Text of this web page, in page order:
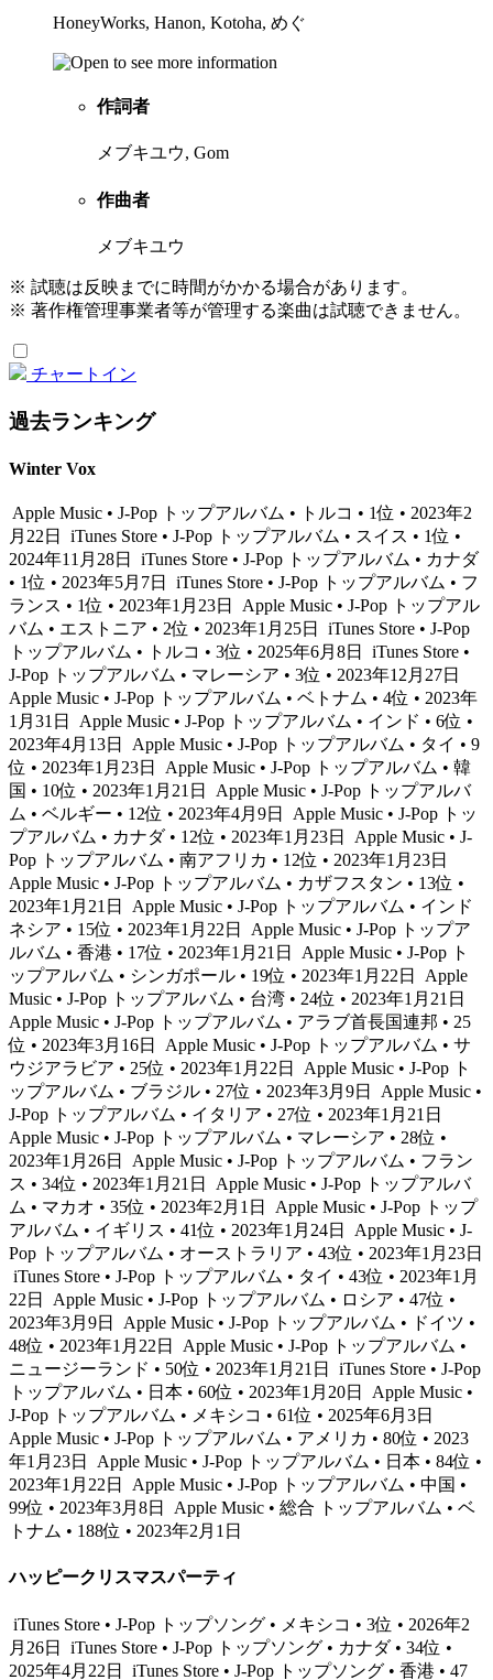
HoneyWorks, Hanon, Kotoha, めぐ
作詞者
メブキユウ, Gom
作曲者
メブキユウ
※ 試聴は反映までに時間がかかる場合があります。
※ 著作権管理事業者等が管理する楽曲は試聴できません。
チャートイン
過去ランキング
Winter Vox
Apple Music • J-Pop トップアルバム • トルコ • 1位 • 2023年2
月22日
iTunes Store • J-Pop トップアルバム • スイス • 1位 •
2024年11月28日
iTunes Store • J-Pop トップアルバム • カナダ
• 1位 • 2023年5月7日
iTunes Store • J-Pop トップアルバム • フ
ランス • 1位 • 2023年1月23日
Apple Music • J-Pop トップアル
バム • エストニア • 2位 • 2023年1月25日
iTunes Store • J-Pop
トップアルバム • トルコ • 3位 • 2025年6月8日
iTunes Store •
J-Pop トップアルバム • マレーシア • 3位 • 2023年12月27日
Apple Music • J-Pop トップアルバム • ベトナム • 4位 • 2023年
1月31日
Apple Music • J-Pop トップアルバム • インド • 6位 •
2023年4月13日
Apple Music • J-Pop トップアルバム • タイ • 9
位 • 2023年1月23日
Apple Music • J-Pop トップアルバム • 韓
国 • 10位 • 2023年1月21日
Apple Music • J-Pop トップアルバ
ム • ベルギー • 12位 • 2023年4月9日
Apple Music • J-Pop トッ
プアルバム • カナダ • 12位 • 2023年1月23日
Apple Music • J-
Pop トップアルバム • 南アフリカ • 12位 • 2023年1月23日
Apple Music • J-Pop トップアルバム • カザフスタン • 13位 •
2023年1月21日
Apple Music • J-Pop トップアルバム • インド
ネシア • 15位 • 2023年1月22日
Apple Music • J-Pop トップア
ルバム • 香港 • 17位 • 2023年1月21日
Apple Music • J-Pop ト
ップアルバム • シンガポール • 19位 • 2023年1月22日
Apple
Music • J-Pop トップアルバム • 台湾 • 24位 • 2023年1月21日
Apple Music • J-Pop トップアルバム • アラブ首長国連邦 • 25
位 • 2023年3月16日
Apple Music • J-Pop トップアルバム • サ
ウジアラビア • 25位 • 2023年1月22日
Apple Music • J-Pop ト
ップアルバム • ブラジル • 27位 • 2023年3月9日
Apple Music •
J-Pop トップアルバム • イタリア • 27位 • 2023年1月21日
Apple Music • J-Pop トップアルバム • マレーシア • 28位 •
2023年1月26日
Apple Music • J-Pop トップアルバム • フラン
ス • 34位 • 2023年1月21日
Apple Music • J-Pop トップアルバ
ム • マカオ • 35位 • 2023年2月1日
Apple Music • J-Pop トップ
アルバム • イギリス • 41位 • 2023年1月24日
Apple Music • J-
Pop トップアルバム • オーストラリア • 43位 • 2023年1月23日
iTunes Store • J-Pop トップアルバム • タイ • 43位 • 2023年1月
22日
Apple Music • J-Pop トップアルバム • ロシア • 47位 •
2023年3月9日
Apple Music • J-Pop トップアルバム • ドイツ •
48位 • 2023年1月22日
Apple Music • J-Pop トップアルバム •
ニュージーランド • 50位 • 2023年1月21日
iTunes Store • J-Pop
トップアルバム • 日本 • 60位 • 2023年1月20日
Apple Music •
J-Pop トップアルバム • メキシコ • 61位 • 2025年6月3日
Apple Music • J-Pop トップアルバム • アメリカ • 80位 • 2023
年1月23日
Apple Music • J-Pop トップアルバム • 日本 • 84位 •
2023年1月22日
Apple Music • J-Pop トップアルバム • 中国 •
99位 • 2023年3月8日
Apple Music • 総合 トップアルバム • ベ
トナム • 188位 • 2023年2月1日
ハッピークリスマスパーティ
iTunes Store • J-Pop トップソング • メキシコ • 3位 • 2026年2
月26日
iTunes Store • J-Pop トップソング • カナダ • 34位 •
2025年4月22日
iTunes Store • J-Pop トップソング • 香港 • 47